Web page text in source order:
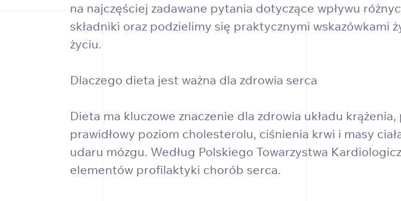
na najczęściej zadawane pytania dotyczące wpływu
składniki oraz podzielimy się praktycznymi wskazówkami
życiu.
Dlaczego dieta jest ważna dla zdrowia serca
Dieta ma kluczowe znaczenie dla zdrowia układu
prawidłowy poziom cholesterolu, ciśnienia krwi i masy
udaru mózgu. Według Polskiego Towarzystwa
elementów profilaktyki chorób serca.